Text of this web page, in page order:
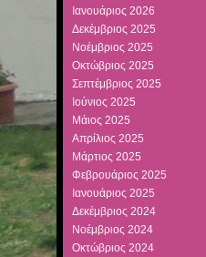
Ιανουάριος 2026
Δεκέμβριος 2025
Νοέμβριος 2025
Οκτώβριος 2025
Σεπτέμβριος 2025
Ιούνιος 2025
Μάιος 2025
Απρίλιος 2025
Μάρτιος 2025
Φεβρουάριος 2025
Ιανουάριος 2025
Δεκέμβριος 2024
Νοέμβριος 2024
Οκτώβριος 2024